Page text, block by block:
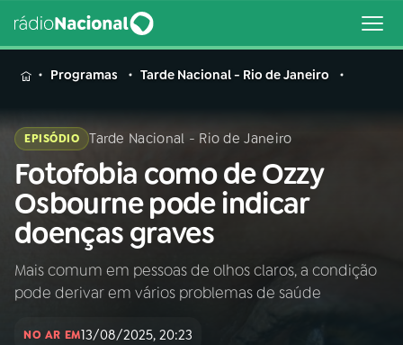
MENU
Buscar
na
Rádio
Nacional
Buscar
AO VIVO
INÍCIO
Programas Tarde Nacional - Rio de Janeiro
EPISÓDIO Tarde Nacional - Rio de Janeiro
Fotofobia como de Ozzy
Osbourne pode indicar
doenças graves
Mais comum em pessoas de olhos claros, a condição
pode derivar em vários problemas de saúde
NO AR EM13/08/2025, 20:23